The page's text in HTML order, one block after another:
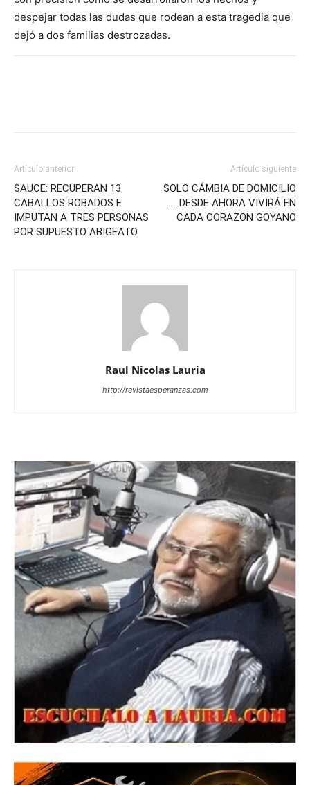
despejar todas las dudas que rodean a esta tragedia que
dejó a dos familias destrozadas.
Artículo anterior
SAUCE: RECUPERAN 13
CABALLOS ROBADOS E
IMPUTAN A TRES PERSONAS
POR SUPUESTO ABIGEATO
Artículo siguiente
SOLO CÁMBIA DE DOMICILIO
…. DESDE AHORA VIVIRÁ EN
CADA CORAZON GOYANO
Raul Nicolas Lauria
http://revistaesperanzas.com